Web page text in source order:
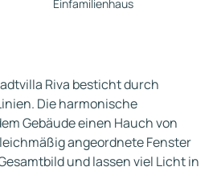
Einfamilienhaus
Riva besticht durch
Die harmonische
Gebäude einen Hauch von
angeordnete Fenster
und lassen viel Licht in